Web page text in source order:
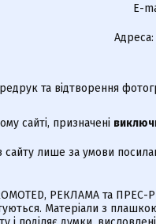
E-
та відтворення
сайті, призначені
сайту лише за умови
РЕКЛАМА та ПРЕС-
Матеріали з